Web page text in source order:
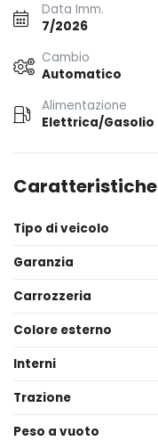
Data Imm.
7/2026
Cambio
Automatico
Alimentazione
Elettrica/Gasolio
Caratteristiche
Tipo di veicolo
Garanzia
Carrozzeria
Colore esterno
Interni
Trazione
Peso a vuoto